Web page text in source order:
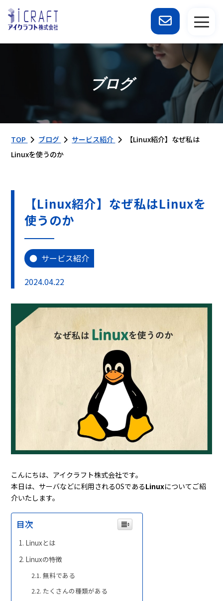
ブログ
TOP ブログ サービス紹介
【Linux紹介】なぜ私は
Linuxを使うのか
【Linux紹介】なぜ私はLinuxを
使うのか
サービス紹介
2024.04.22
こんにちは、アイクラフト株式会社です。
本日は、サーバなどに利用されるOSであるLinuxについてご紹
介いたします。
目次
Linuxとは
Linuxの特徴
無料である
たくさんの種類がある